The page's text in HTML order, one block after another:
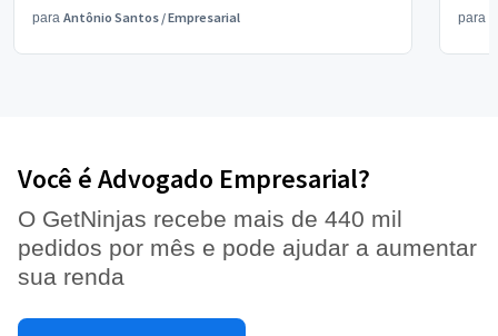
para Antônio Santos /Empresarial para
Você é Advogado Empresarial?
O GetNinjas recebe mais de 440 mil
pedidos por mês e pode ajudar a aumentar
sua renda